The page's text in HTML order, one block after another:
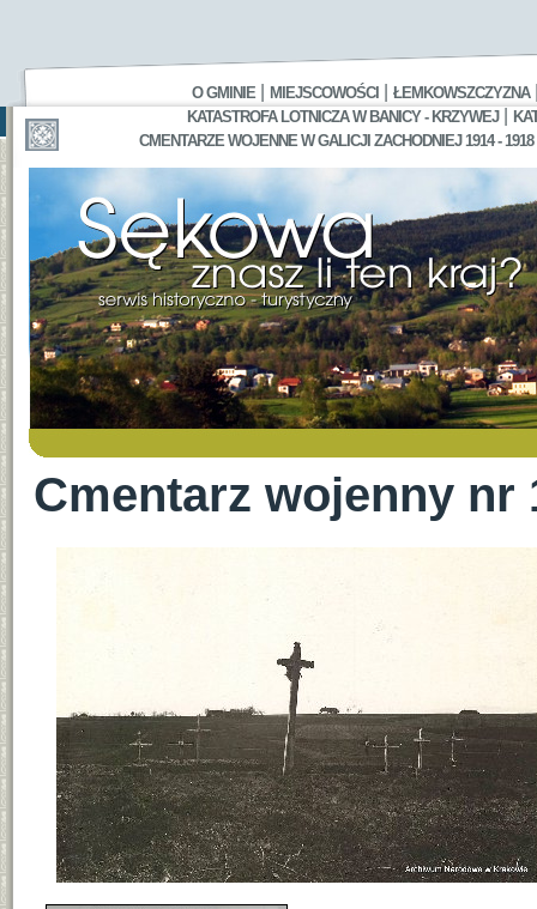
O GMINIE MIEJSCOWOŚCI ŁEMKOWSZCZYZNA
KATASTROFA LOTNICZA W BANICY - KRZYWEJ|
CMENTARZE WOJENNE W GALICJI ZACHODNIEJ 1914 - 1918
Cmentarz wojenny nr